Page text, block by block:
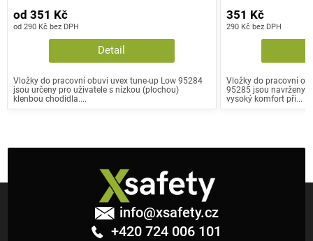
od 290 Kč bez DPH
od 351 Kč
Detail
Vložky do pracovní obuvi uvex tune-up Low 95284
jsou určeny pro uživatele s nízkou (plochou)
klenbou chodidla....
290 Kč bez DPH
351 Kč
Vložky do pracovní
95285 jsou navrženy
vysoký komfort při...
info@xsafety.cz
+420 724 006 101